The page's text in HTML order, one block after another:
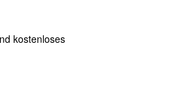
kostenloses